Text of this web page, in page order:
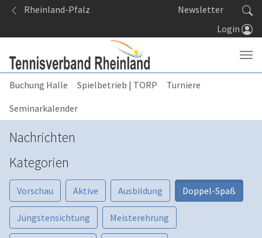
Springe zum Seiteninhalt
Rheinland-Pfalz
Newsletter
Login
Buchung Halle Spielbetrieb | TORP
Turniere
Seminarkalender
Nachrichten
Kategorien
Vorschau Aktive Ausbildung Doppel-Spaß
Jüngstensichtung Meisterehrung